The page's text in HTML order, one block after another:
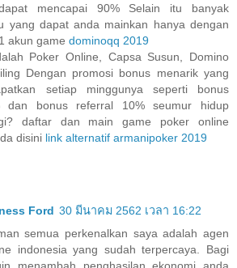
mencapai 90% Selain itu banyak
yang dapat anda mainkan hanya dengan
akun game dominoqq 2019
Poker Online, Capsa Susun, Domino
Dengan promosi bonus menarik yang
setiap minggunya seperti bonus
dan bonus referral 10% seumur hidup
daftar dan main game poker online
disini link alternatif armanipoker 2019
Ford 30 มีนาคม 2562 เวลา 16:22
semua perkenalkan saya adalah agen
indonesia yang sudah terpercaya. Bagi